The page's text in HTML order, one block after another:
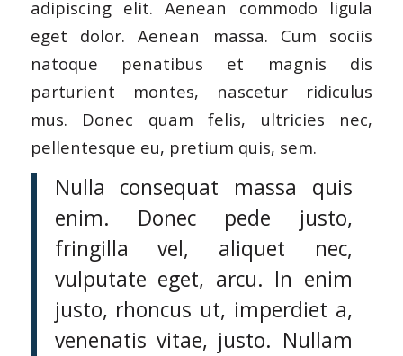
adipiscing elit. Aenean commodo ligula
eget dolor. Aenean massa. Cum sociis
natoque penatibus et magnis dis
parturient montes, nascetur ridiculus
mus. Donec quam felis, ultricies nec,
pellentesque eu, pretium quis, sem.
Nulla consequat massa quis
enim. Donec pede justo,
fringilla vel, aliquet nec,
vulputate eget, arcu. In enim
justo, rhoncus ut, imperdiet a,
venenatis vitae, justo. Nullam